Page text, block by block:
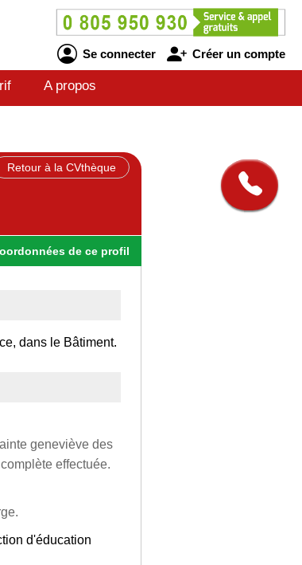
Se connecter Créer un compte
A propos
Retour à la CVthèque
de ce profil
dans le Bâtiment.
geneviève des
effectuée.
d'éducation